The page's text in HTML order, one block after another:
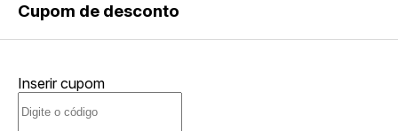
CRIAR
CONTA
Cupom de desconto
Inserir cupom